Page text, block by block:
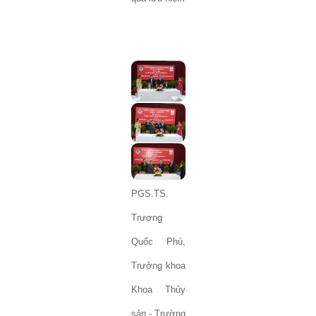
PGS.TS.
Trương
Quốc Phú,
Trưởng khoa
Khoa Thủy
sản - Trường